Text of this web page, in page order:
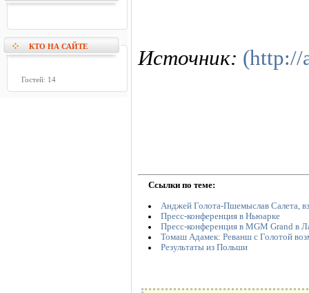
КТО НА САЙТЕ
Гостей: 14
Источник: (http://
Ссылки по теме:
Анджей Голота-Пшемыслав Салета,
Пресс-конференция в Ньюарке
Пресс-конференция в MGM Grand в
Томаш Адамек: Реванш с Голотой
Результаты из Польши